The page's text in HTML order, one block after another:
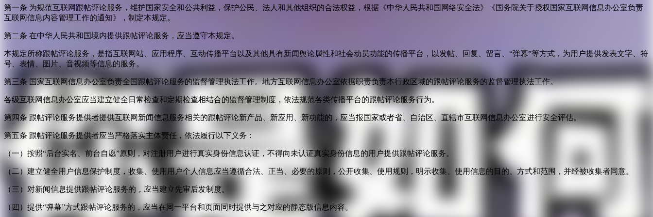
第一条 为规范互联网跟帖评论服务，维护国家安全和公共利益，保护公民、法人和其他组织的合法权益，根据《中华人民共和国网络安全法》《国务院关于授权国家互联网信息办公室负责
互联网信息内容管理工作的通知》，制定本规定。
第二条 在中华人民共和国境内提供跟帖评论服务，应当遵守本规定。
本规定所称跟帖评论服务，是指互联网站、应用程序、互动传播平台以及其他具有新闻舆论属性和社会动员功能的传播平台，以发帖、回复、留言、“弹幕”等方式，为用户提供发表文字、符
号、表情、图片、音视频等信息的服务。
第三条 国家互联网信息办公室负责全国跟帖评论服务的监督管理执法工作。地方互联网信息办公室依据职责负责本行政区域的跟帖评论服务的监督管理执法工作。
各级互联网信息办公室应当建立健全日常检查和定期检查相结合的监督管理制度，依法规范各类传播平台的跟帖评论服务行为。
第四条 跟帖评论服务提供者提供互联网新闻信息服务相关的跟帖评论新产品、新应用、新功能的，应当报国家或者省、自治区、直辖市互联网信息办公室进行安全评估。
第五条 跟帖评论服务提供者应当严格落实主体责任，依法履行以下义务：
（一）按照“后台实名、前台自愿”原则，对注册用户进行真实身份信息认证，不得向未认证真实身份信息的用户提供跟帖评论服务。
（二）建立健全用户信息保护制度，收集、使用用户个人信息应当遵循合法、正当、必要的原则，公开收集、使用规则，明示收集、使用信息的目的、方式和范围，并经被收集者同意。
（三）对新闻信息提供跟帖评论服务的，应当建立先审后发制度。
（四）提供“弹幕”方式跟帖评论服务的，应当在同一平台和页面同时提供与之对应的静态版信息内容。